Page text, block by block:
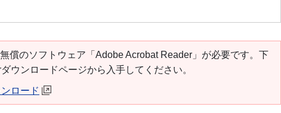
償のソフトウェア「Adobe Acrobat Reader」が必要です。下
ウンロードページから入手してください。
ロード